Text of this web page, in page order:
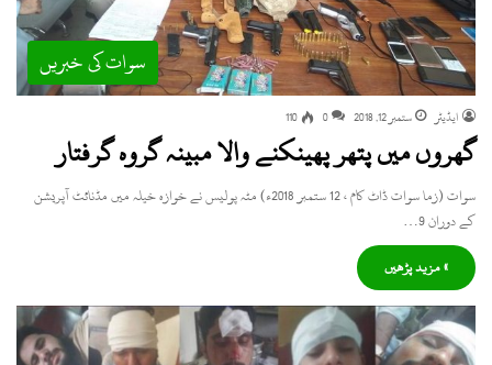
سوات کی خبریں
ایڈیٹر ستمبر 12, 2018 0
110
گھروں میں پتھر پھینکنے والا مبینہ گروہ گرفتار
سوات (زما سوات ڈاٹ کام ، 12 ستمبر 2018ء) مٹہ پولیس نے خوازہ خیلہ میں مڈنائٹ آپریشن
کے دوران 9…
» مزید پڑھیں